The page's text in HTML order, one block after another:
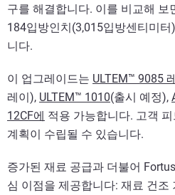
구를 해결합니다. 이를 비교해 보
184입방인치(3,015입방센티미
니다.
이 업그레이드는 ULTEM™ 9085
레이), ULTEM™ 1010(출시 예정),
12CF에 적용 가능합니다. 고객
계획이 수립될 수 있습니다.
증가된 재료 공급과 더불어
심 이점을 제공합니다: 재료 건조